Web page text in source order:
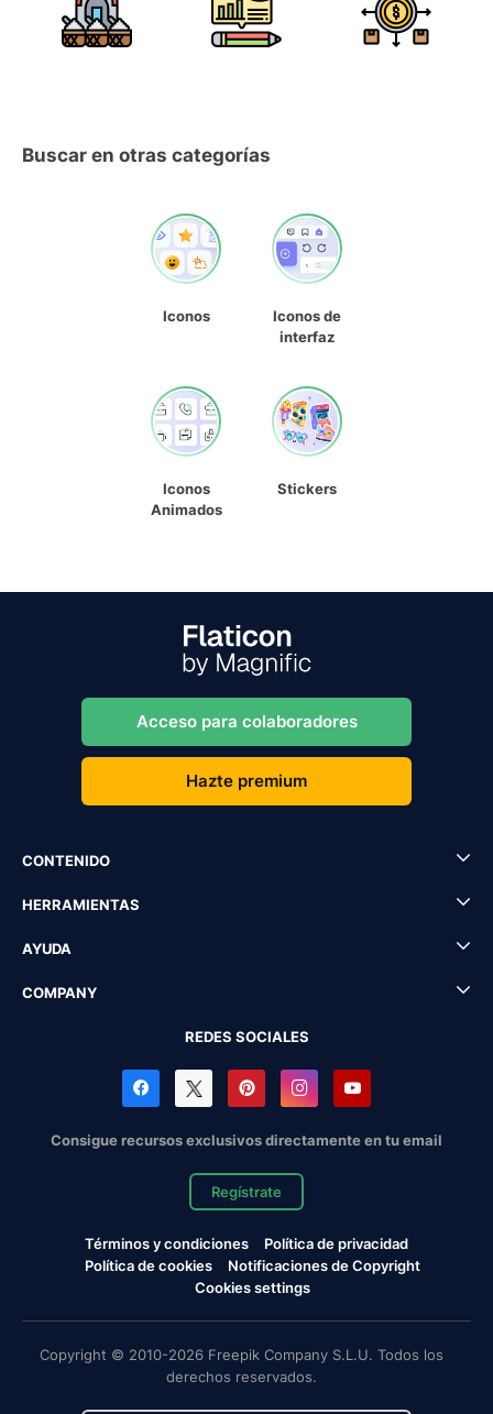
Buscar en otras categorías
Iconos
Iconos de
interfaz
Iconos
Animados
Stickers
Acceso para colaboradores
Hazte premium
CONTENIDO
HERRAMIENTAS
AYUDA
COMPANY
REDES SOCIALES
Consigue recursos exclusivos directamente en tu email
Regístrate
Términos y condiciones
Política de privacidad
Política de cookies
Notificaciones de Copyright
Cookies settings
Copyright © 2010-2026 Freepik Company S.L.U. Todos los
derechos reservados.